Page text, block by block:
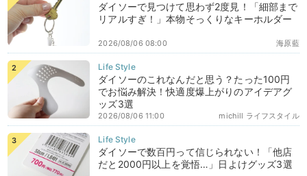
ダイソーで見つけて思わず2度見！「細部まで
リアルすぎ！」本物そっくりなキーホルダー
海原藍
2026/08/06 08:00
ダイソーのこれなんだと思う？たった100円
でお悩み解決！快適度爆上がりのアイデアグ
ッズ3選
michill ライフスタイル
2026/08/06 11:00
ダイソーで数百円って信じられない！「他店
だと2000円以上を覚悟…」日よけグッズ3選